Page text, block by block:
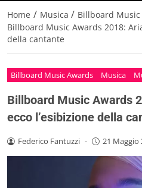
Home / Musica / Billboard Music
Billboard Music Awards 2018:
della cantante
Billboard Music Awards Musica
Billboard Music Awards
ecco l’esibizione della
Federico Fantuzzi - 21 Maggio